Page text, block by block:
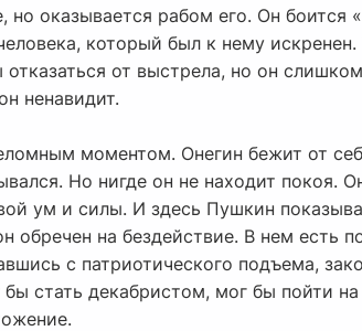
оказывается рабом его. Он боится
который был к нему
от выстрела, но он
ненавидит.
моментом. Онегин бежит от
Но нигде он не находит покоя.
ум и силы. И здесь Пушкин
на бездействие. В нем есть
с патриотического подъема,
стать декабристом, мог бы пойти